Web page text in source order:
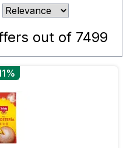
out of 7499